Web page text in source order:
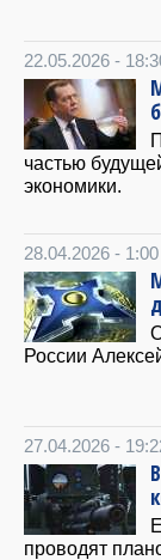
22.05.2026 -
частью
экономики.
28.04.2026 -
России
27.04.2026 -
проводят